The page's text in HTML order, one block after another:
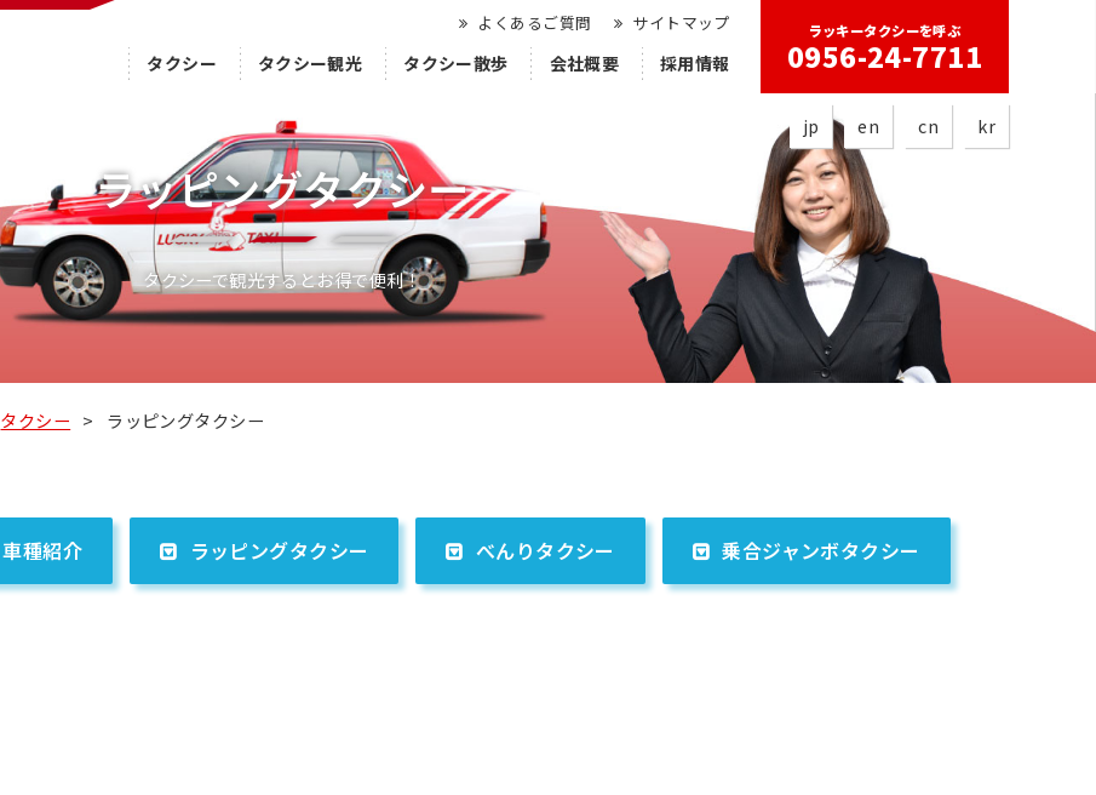
jp en cn kr
ラッキータクシーを呼ぶ
0956-24-7711
よくあるご質問 サイトマップ
タクシー タクシー観光 タクシー散歩 会社概要 採用情報
ラッピングタクシー
タクシーで観光するとお得で便利！
タクシー > ラッピングタクシー
車種紹介 ラッピングタクシー べんりタクシー 乗合ジャンボタクシー